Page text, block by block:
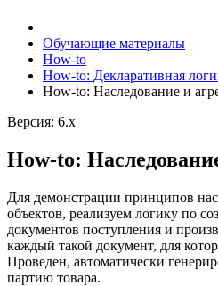
Обучающие материалы
How-to
How-to: Декларативная
How-to: Наследование и
Версия: 6.x
How-to:
Для демонстрации принципов
объектов, реализуем логику по
документов поступления и
каждый такой документ, для
Проведен, автоматически
партию товара.